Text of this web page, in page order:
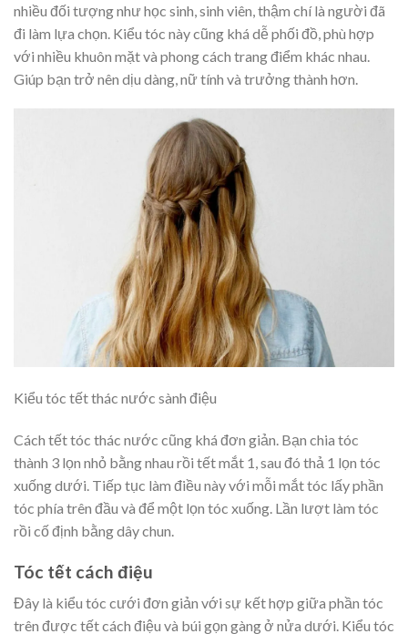
nhiều đối tượng như học sinh, sinh viên, thậm chí là người đã
đi làm lựa chọn. Kiểu tóc này cũng khá dễ phối đồ, phù hợp
với nhiều khuôn mặt và phong cách trang điểm khác nhau.
Giúp bạn trở nên dịu dàng, nữ tính và trưởng thành hơn.
Kiểu tóc tết thác nước sành điệu
Cách tết tóc thác nước cũng khá đơn giản. Bạn chia tóc
thành 3 lọn nhỏ bằng nhau rồi tết mắt 1, sau đó thả 1 lọn tóc
xuống dưới. Tiếp tục làm điều này với mỗi mắt tóc lấy phần
tóc phía trên đầu và để một lọn tóc xuống. Lần lượt làm tóc
rồi cố định bằng dây chun.
Tóc tết cách điệu
Đây là kiểu tóc cưới đơn giản với sự kết hợp giữa phần tóc
trên được tết cách điệu và búi gọn gàng ở nửa dưới. Kiểu tóc